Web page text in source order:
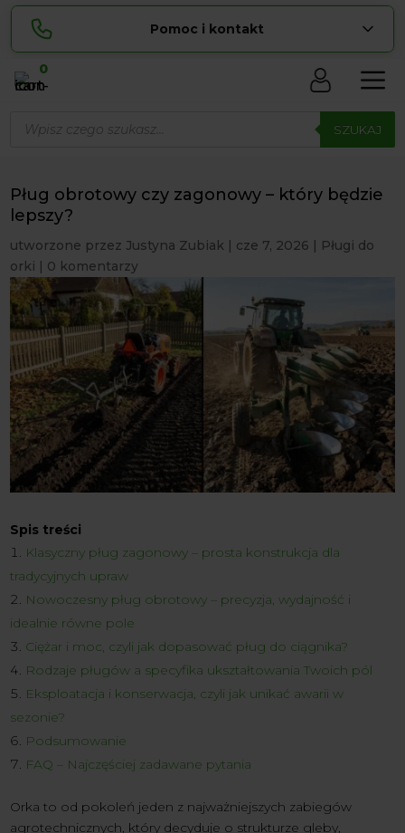
Pomoc i kontakt
Lucyna
pokaż numer
534 853 ...
biuro@ ... pokaż e-mail
Biuro obsługi klienta czynne Pn-Sb: 8:00 – 20:00
0
produktów SZUKAJ
Pług obrotowy czy zagonowy – który będzie
lepszy?
utworzone przez Justyna Zubiak | cze 7, 2026 | Pługi do
orki | 0 komentarzy
Spis treści
Klasyczny pług zagonowy – prosta konstrukcja dla
tradycyjnych upraw
Nowoczesny pług obrotowy – precyzja, wydajność i
idealnie równe pole
Ciężar i moc, czyli jak dopasować pług do ciągnika?
Rodzaje pługów a specyfika ukształtowania Twoich pól
Eksploatacja i konserwacja, czyli jak unikać awarii w
sezonie?
Podsumowanie
FAQ – Najczęściej zadawane pytania
Orka to od pokoleń jeden z najważniejszych zabiegów
agrotechnicznych, który decyduje o strukturze gleby,